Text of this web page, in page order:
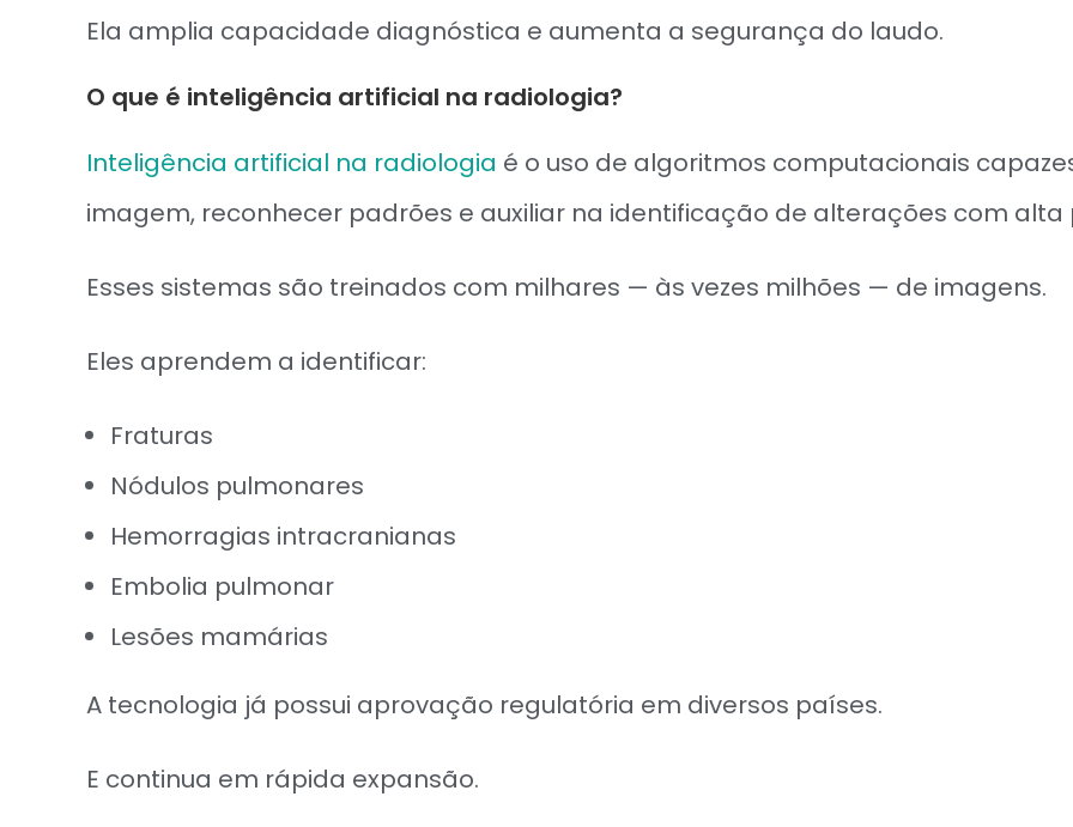
Ela amplia capacidade diagnóstica e aumenta a segurança do laudo.
O que é inteligência artificial na radiologia?
Inteligência artificial na radiologia é o uso de algoritmos computacionais
imagem, reconhecer padrões e auxiliar na identificação de alterações com alta
Esses sistemas são treinados com milhares — às vezes milhões — de imagens.
Eles aprendem a identificar:
Fraturas
Nódulos pulmonares
Hemorragias intracranianas
Embolia pulmonar
Lesões mamárias
A tecnologia já possui aprovação regulatória em diversos países.
E continua em rápida expansão.